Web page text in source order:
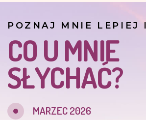
POZNAJ MNIE LEPIEJ
CO U MNIE
SŁYCHAĆ?
MARZEC 2026